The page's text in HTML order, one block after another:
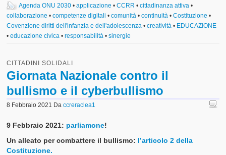
Agenda ONU 2030 •applicazione •CCRR •cittadinanza attiva •
collaborazione •competenze digitali •comunità •continuità •Costituzione •
Covenzione diritti dell'infanzia e dell'adolescenza •creatività • EDUCAZIONE
•educazione civica •responsabilità •sinergie
CITTADINI SOLIDALI
Giornata Nazionale contro il
bullismo e il cyberbullismo
8 Febbraio 2021 Daccreraclea1
9 Febbraio 2021: parliamone!
Un alleato per combattere il bullismo: l’articolo 2 della
Costituzione.